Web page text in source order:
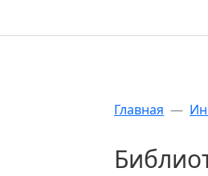
Главная —